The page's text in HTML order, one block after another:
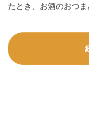
たとき、お酒のおつま